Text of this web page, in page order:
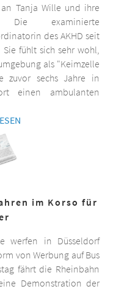
Tanja Wille und ihre
Die examinierte
des AKHD seit
fühlt sich sehr wohl,
als "Keimzelle
zuvor sechs Jahre in
einen ambulanten
im Korso für
werfen in Düsseldorf
von Werbung auf Bus
fährt die Rheinbahn
Demonstration der